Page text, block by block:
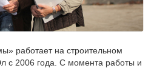
работает на строительном
с 2006 года. С момента работы и